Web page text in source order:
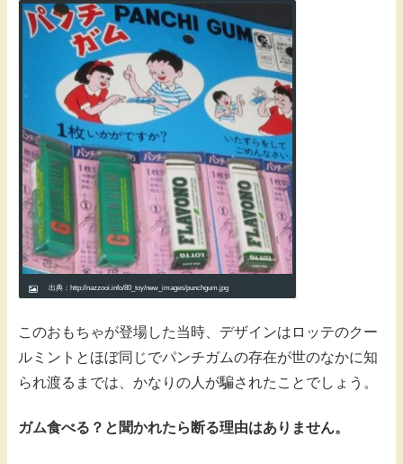
出典：http://nazzooi.info/80_toy/new_images/punchgum.jpg
このおもちゃが登場した当時、デザインはロッテのクー
ルミントとほぼ同じでパンチガムの存在が世のなかに知
られ渡るまでは、かなりの人が騙されたことでしょう。
ガム食べる？と聞かれたら断る理由はありません。